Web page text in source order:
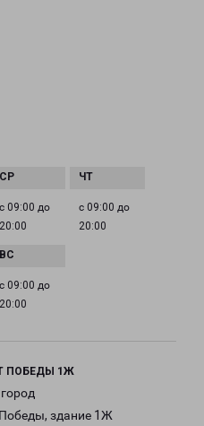
с 09:00 до
20:00
с 09:00 до
20:00
с 09:00 до
20:00
ПОБЕДЫ 1Ж
здание 1Ж